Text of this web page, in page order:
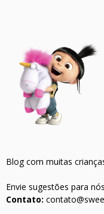
Blog com muitas
Envie sugestões para
Contato: